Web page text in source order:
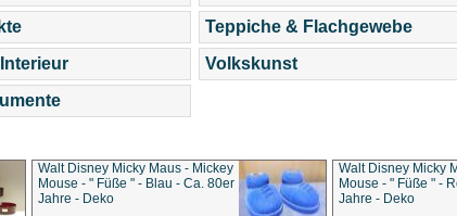
Teppiche & Flachgewebe
Volkskunst
Walt Disney Micky Maus - Mickey
Mouse - " Füße " - Blau - Ca. 80er
Jahre - Deko
Walt Disney Micky
Mouse - " Füße " -
Jahre - Deko